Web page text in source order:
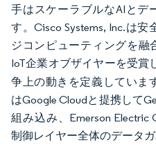
手はスケーラブルなAIとデ
す。Cisco Systems, Inc.は
ジコンピューティングを融
IoT企業オブザイヤーを受賞
争上の動きを定義していま
はGoogle Cloudと提携して
組み込み、Emerson
制御レイヤー全体のデータ